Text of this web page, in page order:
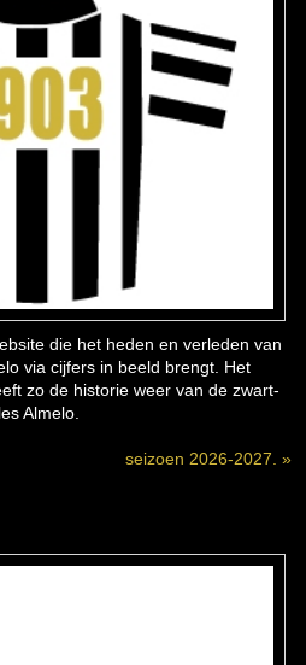
die het heden en verleden van
via cijfers in beeld brengt. Het
zo de historie weer van de zwart-
Almelo.
seizoen 2026-2027. »